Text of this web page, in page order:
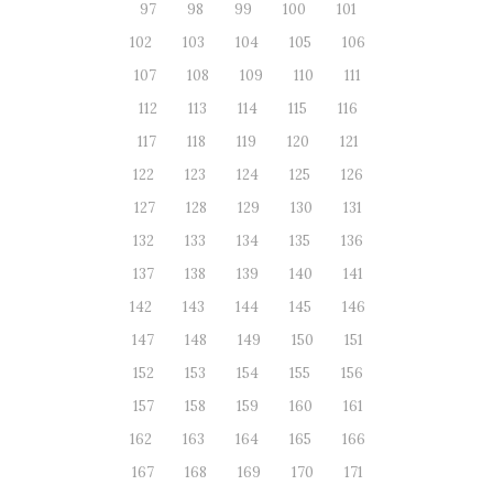
97
98 99 100
101
102
103 104 105
106
107
108 109 110
111
112
113 114 115
116
117
118 119 120
121
122
123 124 125
126
127
128 129 130
131
132
133 134 135
136
137
138 139 140
141
142
143 144 145
146
147
148 149 150
151
152
153 154 155
156
157
158 159 160
161
162
163 164 165
166
167
168 169 170
171